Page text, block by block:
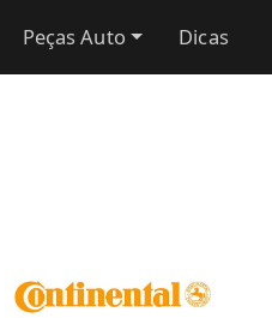
Peças Auto Dicas